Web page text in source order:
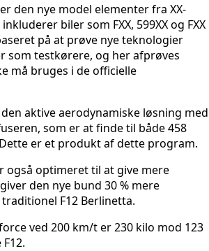
den nye model elementer fra XX-
biler som FXX, 599XX og FXX
på at prøve nye teknologier
som testkørere, og her afprøves
må bruges i de officielle
aktive aerodynamiske løsning med
som er at finde til både 458
er et produkt af dette program.
også optimeret til at give mere
den nye bund 30 % mere
F12 Berlinetta.
ved 200 km/t er 230 kilo mod 123